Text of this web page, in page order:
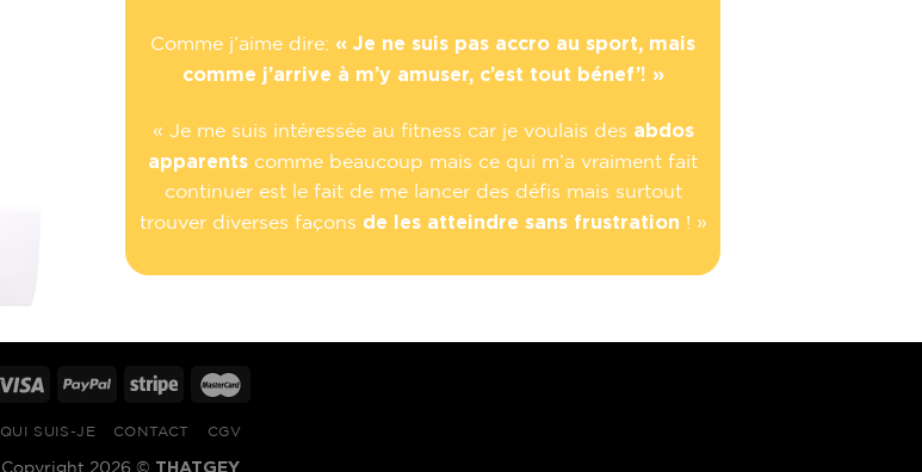
Comme j’aime dire:« Je ne suis pas accro au sport, mais
comme j’arrive à m’y amuser, c’est tout bénef’! »
« Je me suis intéressée au fitness car je voulais des abdos
apparents comme beaucoup mais ce qui m’a vraiment fait
continuer est le fait de me lancer des défis mais surtout
trouver diverses façons de les atteindre sans frustration ! »
QUI SUIS-JE CONTACT CGV
Copyright 2026 © THATGEY